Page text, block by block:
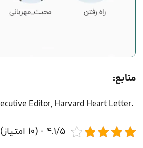
منابع:
.Julie Corliss_Executive Editor, Harvard Heart Letter
4.1/5 - (10 امتیاز)